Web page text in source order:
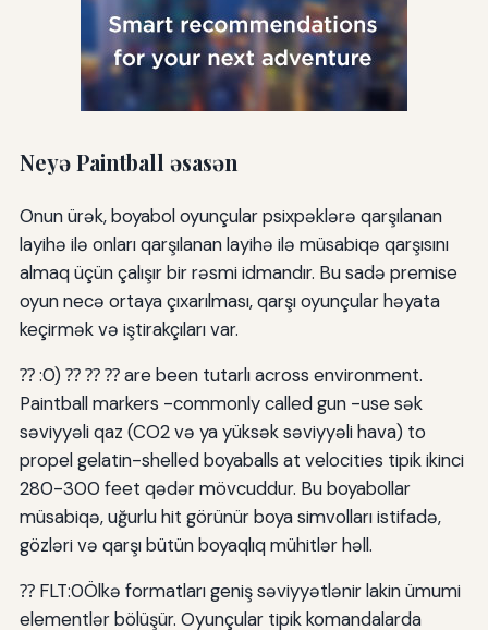
Neyə Paintball əsasən
Onun ürək, boyabol oyunçular psixpəklərə qarşılanan
layihə ilə onları qarşılanan layihə ilə müsabiqə qarşısını
almaq üçün çalışır bir rəsmi idmandır. Bu sadə premise
oyun necə ortaya çıxarılması, qarşı oyunçular həyata
keçirmək və iştirakçıları var.
⁇ :0) ⁇ ⁇ ⁇ are been tutarlı across environment.
Paintball markers -commonly called gun -use sək
səviyyəli qaz (CO2 və ya yüksək səviyyəli hava) to
propel gelatin-shelled boyaballs at velocities tipik ikinci
280-300 feet qədər mövcuddur. Bu boyabollar
müsabiqə, uğurlu hit görünür boya simvolları istifadə,
gözləri və qarşı bütün boyaqlıq mühitlər həll.
⁇ FLT:0Ölkə formatları geniş səviyyətlənir lakin ümumi
elementlər bölüşür. Oyunçular tipik komandalarda